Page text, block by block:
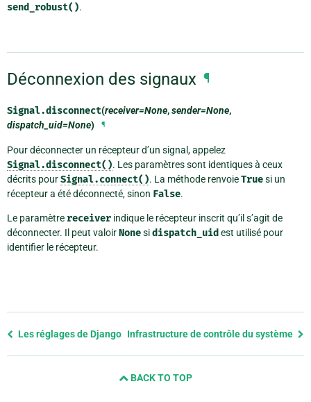
send_robust().
Déconnexion des signaux ¶
Signal.disconnect(receiver=None,sender=None,
dispatch_uid=None) ¶
Pour déconnecter un récepteur d’un signal, appelez
Signal.disconnect(). Les paramètres sont identiques à ceux
décrits pourSignal.connect(). La méthode renvoieTruesi un
récepteur a été déconnecté, sinon False.
Le paramètre receiver indique le récepteur inscrit qu’il s’agit de
déconnecter. Il peut valoirNonesidispatch_uid est utilisé pour
identifier le récepteur.
Previous
Les réglages de Django Infrastructure de contrôle du système
BACK TO TOP